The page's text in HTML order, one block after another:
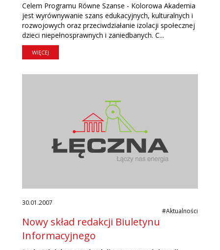
Celem Programu Równe Szanse - Kolorowa Akademia
jest wyrównywanie szans edukacyjnych, kulturalnych i
rozwojowych oraz przeciwdziałanie izolacji społecznej
dzieci niepełnosprawnych i zaniedbanych. C...
WIĘCEJ
30.01.2007
#Aktualności
Nowy skład redakcji Biuletynu
Informacyjnego